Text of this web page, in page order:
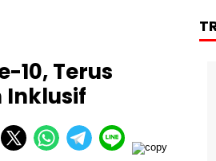
10, Terus
Inklusif